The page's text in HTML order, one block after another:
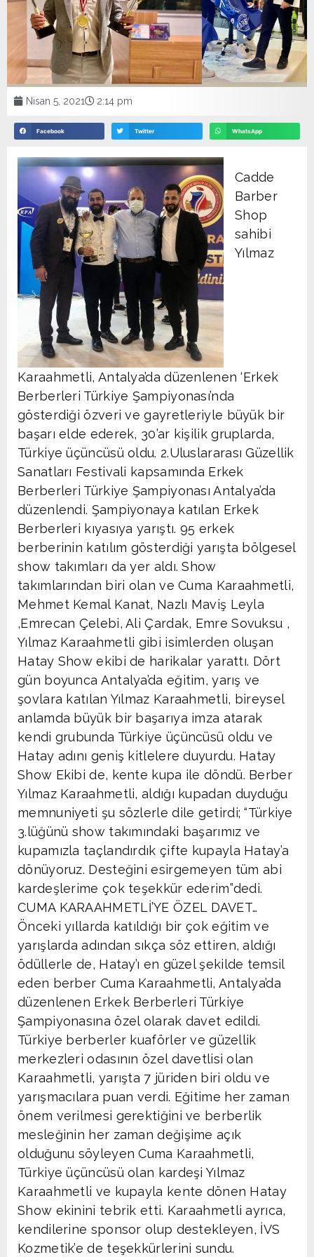
Nisan 5, 2021 2:14 pm
Facebook Twitter WhatsApp
Cadde
Barber
Shop
sahibi
Yılmaz
Karaahmetli, Antalya’da düzenlenen ‘Erkek
Berberleri Türkiye Şampiyonası’nda
gösterdiği özveri ve gayretleriyle büyük bir
başarı elde ederek, 30’ar kişilik gruplarda,
Türkiye üçüncüsü oldu. 2.Uluslararası Güzellik
Sanatları Festivali kapsamında Erkek
Berberleri Türkiye Şampiyonası Antalya’da
düzenlendi. Şampiyonaya katılan Erkek
Berberleri kıyasıya yarıştı. 95 erkek
berberinin katılım gösterdiği yarışta bölgesel
show takımları da yer aldı. Show
takımlarından biri olan ve Cuma Karaahmetli,
Mehmet Kemal Kanat, Nazlı Maviş Leyla
,Emrecan Çelebi, Ali Çardak, Emre Sovuksu ,
Yılmaz Karaahmetli gibi isimlerden oluşan
Hatay Show ekibi de harikalar yarattı. Dört
gün boyunca Antalya’da eğitim, yarış ve
şovlara katılan Yılmaz Karaahmetli, bireysel
anlamda büyük bir başarıya imza atarak
kendi grubunda Türkiye üçüncüsü oldu ve
Hatay adını geniş kitlelere duyurdu. Hatay
Show Ekibi de, kente kupa ile döndü. Berber
Yılmaz Karaahmetli, aldığı kupadan duyduğu
memnuniyeti şu sözlerle dile getirdi; “Türkiye
3.lüğünü show takımındaki başarımız ve
kupamızla taçlandırdık çifte kupayla Hatay’a
dönüyoruz. Desteğini esirgemeyen tüm abi
kardeşlerime çok teşekkür ederim”dedi.
CUMA KARAAHMETLİ’YE ÖZEL DAVET…
Önceki yıllarda katıldığı bir çok eğitim ve
yarışlarda adından sıkça söz ettiren, aldığı
ödüllerle de, Hatay’ı en güzel şekilde temsil
eden berber Cuma Karaahmetli, Antalya’da
düzenlenen Erkek Berberleri Türkiye
Şampiyonasına özel olarak davet edildi.
Türkiye berberler kuaförler ve güzellik
merkezleri odasının özel davetlisi olan
Karaahmetli, yarışta 7 jüriden biri oldu ve
yarışmacılara puan verdi. Eğitime her zaman
önem verilmesi gerektiğini ve berberlik
mesleğinin her zaman değişime açık
olduğunu söyleyen Cuma Karaahmetli,
Türkiye üçüncüsü olan kardeşi Yılmaz
Karaahmetli ve kupayla kente dönen Hatay
Show ekinini tebrik etti. Karaahmetli ayrıca,
kendilerine sponsor olup destekleyen, İVS
Kozmetik’e de teşekkürlerini sundu.